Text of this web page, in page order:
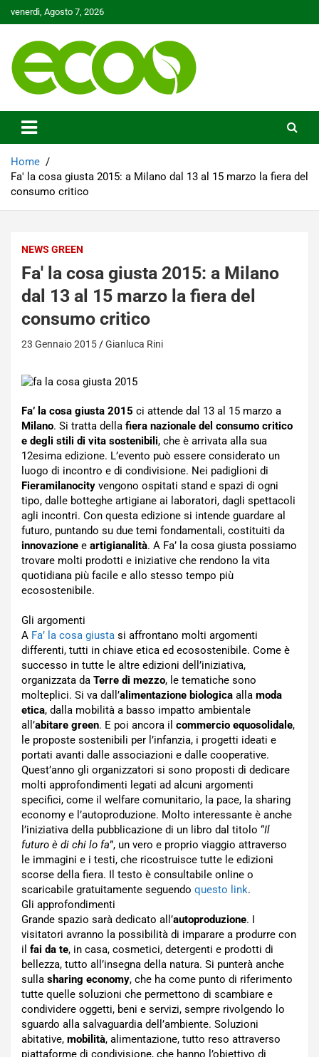
to
venerdì, Agosto 7, 2026
Ecoo.it
Home
Fa' la cosa giusta 2015: a Milano dal 13 al 15 marzo la fiera del
consumo critico
NEWS GREEN
Fa' la cosa giusta 2015: a Milano
dal 13 al 15 marzo la fiera del
consumo critico
23 Gennaio 2015 Gianluca Rini
Fa’ la cosa giusta 2015 ci attende dal 13 al 15 marzo a
Milano. Si tratta della fiera nazionale del consumo critico
e degli stili di vita sostenibili, che è arrivata alla sua
12esima edizione. L’evento può essere considerato un
luogo di incontro e di condivisione. Nei padiglioni di
Fieramilanocity vengono ospitati stand e spazi di ogni
tipo, dalle botteghe artigiane ai laboratori, dagli spettacoli
agli incontri. Con questa edizione si intende guardare al
futuro, puntando su due temi fondamentali, costituiti da
innovazione e artigianalità. A Fa’ la cosa giusta possiamo
trovare molti prodotti e iniziative che rendono la vita
quotidiana più facile e allo stesso tempo più
ecosostenibile.
Gli argomenti
A Fa’ la cosa giusta si affrontano molti argomenti
differenti, tutti in chiave etica ed ecosostenibile. Come è
successo in tutte le altre edizioni dell’iniziativa,
organizzata da Terre di mezzo, le tematiche sono
molteplici. Si va dall’alimentazione biologica alla moda
etica, dalla mobilità a basso impatto ambientale
all’abitare green. E poi ancora il commercio equosolidale,
le proposte sostenibili per l’infanzia, i progetti ideati e
portati avanti dalle associazioni e dalle cooperative.
Quest’anno gli organizzatori si sono proposti di dedicare
molti approfondimenti legati ad alcuni argomenti
specifici, come il welfare comunitario, la pace, la sharing
economy e l’autoproduzione. Molto interessante è anche
l’iniziativa della pubblicazione di un libro dal titolo “Il
futuro è di chi lo fa”, un vero e proprio viaggio attraverso
le immagini e i testi, che ricostruisce tutte le edizioni
scorse della fiera. Il testo è consultabile online o
scaricabile gratuitamente seguendo questo link.
Gli approfondimenti
Grande spazio sarà dedicato all’autoproduzione. I
visitatori avranno la possibilità di imparare a produrre con
il fai da te, in casa, cosmetici, detergenti e prodotti di
bellezza, tutto all’insegna della natura. Si punterà anche
sulla sharing economy, che ha come punto di riferimento
tutte quelle soluzioni che permettono di scambiare e
condividere oggetti, beni e servizi, sempre rivolgendo lo
sguardo alla salvaguardia dell’ambiente. Soluzioni
abitative, mobilità, alimentazione, tutto reso attraverso
piattaforme di condivisione, che hanno l’obiettivo di